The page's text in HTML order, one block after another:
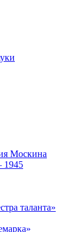
Москина
1945
таланта»